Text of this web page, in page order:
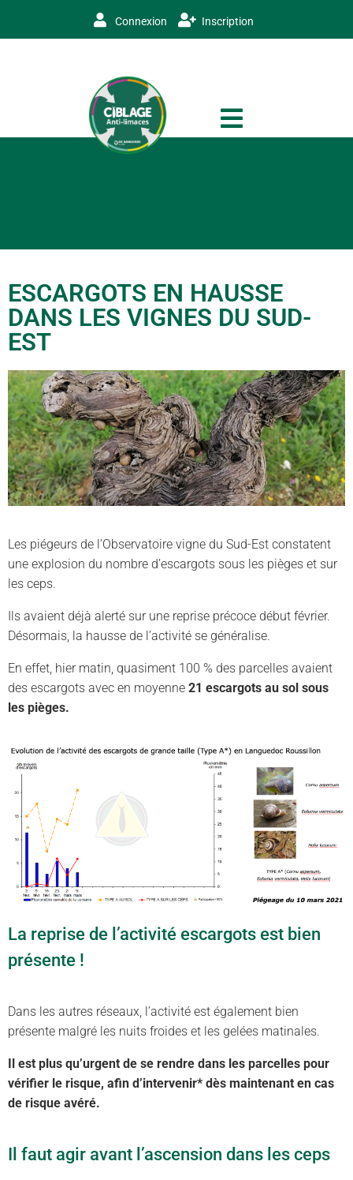
Connexion Inscription
ESCARGOTS EN HAUSSE
DANS LES VIGNES DU SUD-
EST
Les piégeurs de l’Observatoire vigne du Sud-Est constatent
une explosion du nombre d’escargots sous les pièges et sur
les ceps.
Ils avaient déjà alerté sur une reprise précoce début février.
Désormais, la hausse de l’activité se généralise.
En effet, hier matin, quasiment 100 % des parcelles avaient
des escargots avec en moyenne 21 escargots au sol sous
les pièges.
La reprise de l’activité escargots est bien
présente !
Dans les autres réseaux, l’activité est également bien
présente malgré les nuits froides et les gelées matinales.
Il est plus qu’urgent de se rendre dans les parcelles pour
vérifier le risque, afin d’intervenir* dès maintenant en cas
de risque avéré.
Il faut agir avant l’ascension dans les ceps